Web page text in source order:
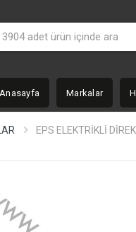
Anasayfa Markalar
EPS ELEKTRİKLİ